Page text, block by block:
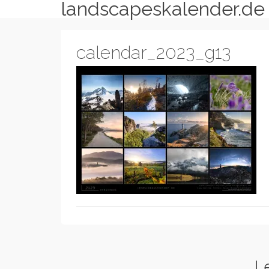
landscapeskalender.de
calendar_2023_g13